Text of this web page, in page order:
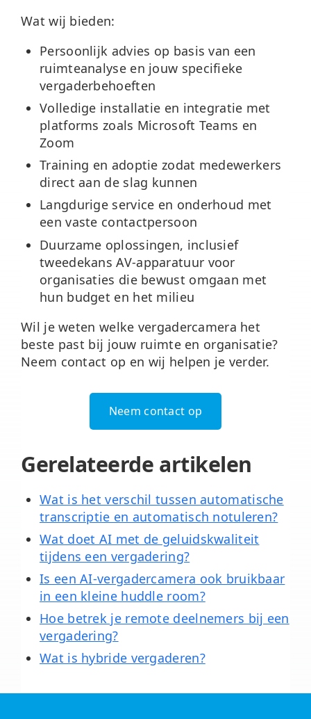
Wat wij bieden:
Persoonlijk advies op basis van een
ruimteanalyse en jouw specifieke
vergaderbehoeften
Volledige installatie en integratie met
platforms zoals Microsoft Teams en
Zoom
Training en adoptie zodat medewerkers
direct aan de slag kunnen
Langdurige service en onderhoud met
een vaste contactpersoon
Duurzame oplossingen, inclusief
tweedekans AV-apparatuur voor
organisaties die bewust omgaan met
hun budget en het milieu
Wil je weten welke vergadercamera het
beste past bij jouw ruimte en organisatie?
Neem contact op en wij helpen je verder.
Neem contact op
Gerelateerde artikelen
Wat is het verschil tussen automatische
transcriptie en automatisch notuleren?
Wat doet AI met de geluidskwaliteit
tijdens een vergadering?
Is een AI-vergadercamera ook bruikbaar
in een kleine huddle room?
Hoe betrek je remote deelnemers bij een
vergadering?
Wat is hybride vergaderen?